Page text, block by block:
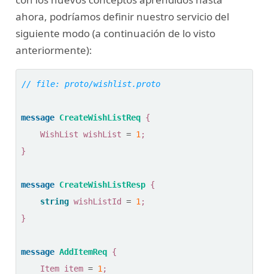
ahora, podríamos definir nuestro servicio del
siguiente modo (a continuación de lo visto
anteriormente):
message CreateWishListReq {
WishList wishList = 1 ;
}
message CreateWishListResp {
string wishListId = 1 ;
}
message AddItemReq {
Item item = 1 ;